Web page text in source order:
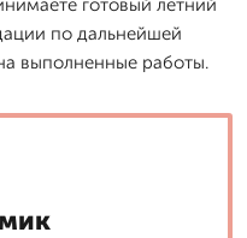
по дальнейшей
выполненные работы.